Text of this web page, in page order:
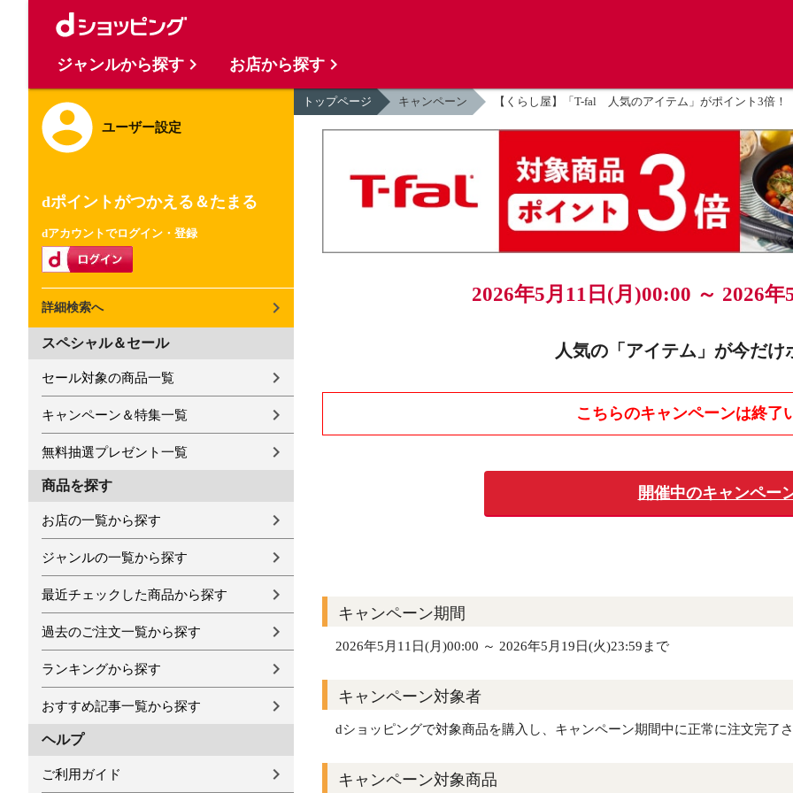
ユーザー設定
dポイントがつかえる＆たまる
dアカウントでログイン・登録
詳細検索へ
スペシャル＆セール
セール対象の商品一覧
キャンペーン＆特集一覧
無料抽選プレゼント一覧
商品を探す
お店の一覧から探す
ジャンルの一覧から探す
最近チェックした商品から探す
過去のご注文一覧から探す
ランキングから探す
おすすめ記事一覧から探す
ヘルプ
ご利用ガイド
トップページ キャンペーン 【くらし屋】「T-fal 人気のアイテム」がポイント3倍！
2026年5月11日(月)00:00 ～ 2026年
人気の「アイテム」が今だけ
こちらのキャンペーンは終了
開催中のキャンペー
キャンペーン期間
2026年5月11日(月)00:00 ～ 2026年5月19日(火)23:59まで
キャンペーン対象者
dショッピングで対象商品を購入し、キャンペーン期間中に正常に注文完了
キャンペーン対象商品
ジャンルから探す お店から探す